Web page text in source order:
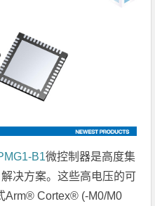
B1微控制器是高度集
决方案。这些高电压的可
Arm® Cortex® (-M0/M0